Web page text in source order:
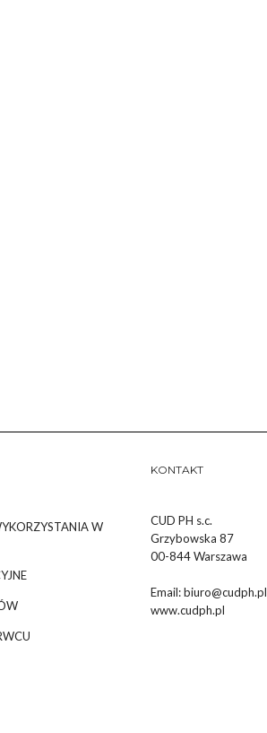
W
KONTAKT
CUD PH s.c.
Grzybowska 87
00-844 Warszawa
Email:biuro@cudph.pl
www.cudph.pl